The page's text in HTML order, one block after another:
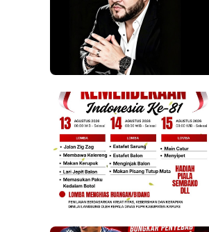
DAERAH